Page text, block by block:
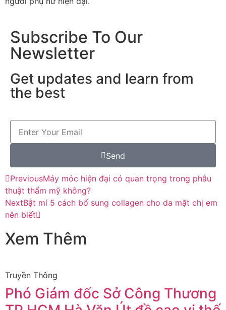
Subscribe To Our
Newsletter
Get updates and learn from
the best
Send
PreviousMáy móc hiện đại có quan trọng trong phẫu
thuật thẩm mỹ không?
NextBật mí 5 cách bổ sung collagen cho da mặt chị em
nên biết
Xem Thêm
Truyền Thông
Phó Giám đốc Sở Công Thương